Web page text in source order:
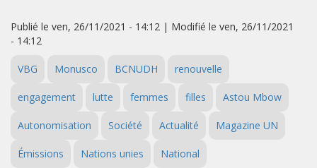
Publié le ven, 26/11/2021 - 14:12 | Modifié le ven, 26/11/2021
- 14:12
VBG Monusco BCNUDH renouvelle
engagement lutte femmes filles Astou Mbow
Autonomisation Société Actualité Magazine UN
Émissions Nations unies National